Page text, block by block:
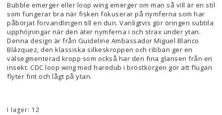
Bubble emerger eller loop wing emerger om man så vill är en stil
som fungerar bra när fisken fokuserar på nymferna som har
påbörjat förvandlingen till en dun. Vanligtvis gör öringen subtila
upphöjningar när den äter nymferna i och strax under ytan.
Denna design är från Guideline Ambassador Miguel Blanco
Blázquez, den klassiska silkeskroppen och ribban ger en
välsegmenterad kropp som också har den fina glansen från en
insekt. CDC loop wing med haredub i bröstkorgen gör att flugan
flyter fint och lågt på ytan.
I lager: 12